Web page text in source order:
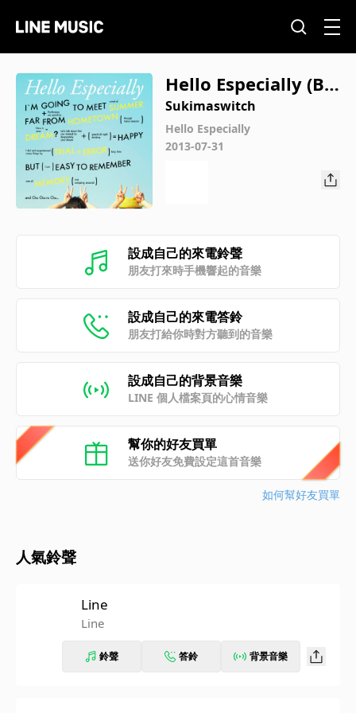
Hello Especially (Ba
cking Track)
Sukimaswitch
Hello Especially
2013-07-31
設成自己的來電鈴聲
朋友打來時手機響起的音樂
設成自己的來電答鈴
朋友打給你時對方聽到的音樂
設成自己的背景音樂
LINE 個人檔案頁的心情音樂
幫你的好友買單
送你好友免費設定這首音樂
如何幫好友買單
人氣鈴聲
Line
Line
鈴聲 答鈴 背景音樂